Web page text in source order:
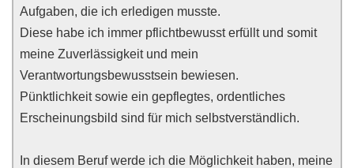
Aufgaben, die ich erledigen musste.
Diese habe ich immer pflichtbewusst erfüllt und somit
meine Zuverlässigkeit und mein
Verantwortungsbewusstsein bewiesen.
Pünktlichkeit sowie ein gepflegtes, ordentliches
Erscheinungsbild sind für mich selbstverständlich.
In diesem Beruf werde ich die Möglichkeit haben, meine